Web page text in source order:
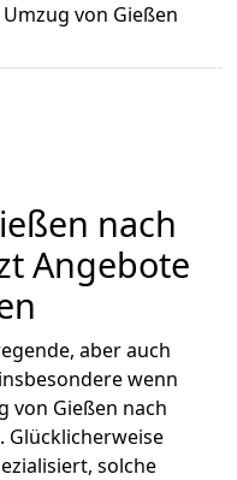
Umzug von Gießen
nach
Angebote
aber auch
wenn
von Gießen nach
solche